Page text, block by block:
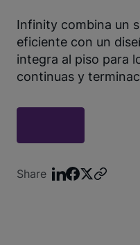
Infinity combina un
eficiente con un
integra al piso para
continuas y
Share